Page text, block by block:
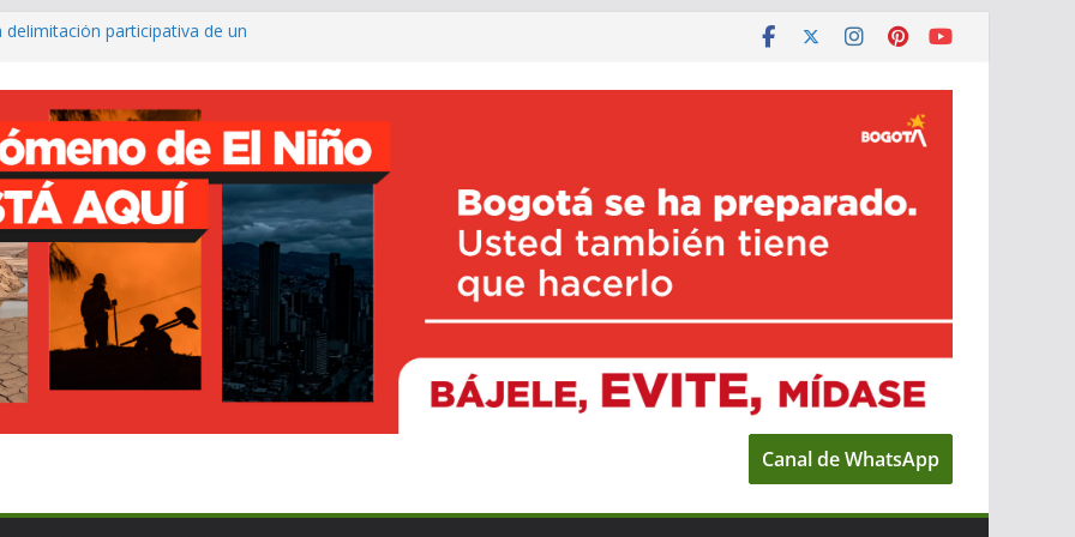
participativa de un
con prueba piloto para
inclusivo con entrega de sillas
adaptado
para fortalecer el turismo y los
Canal de WhatsApp